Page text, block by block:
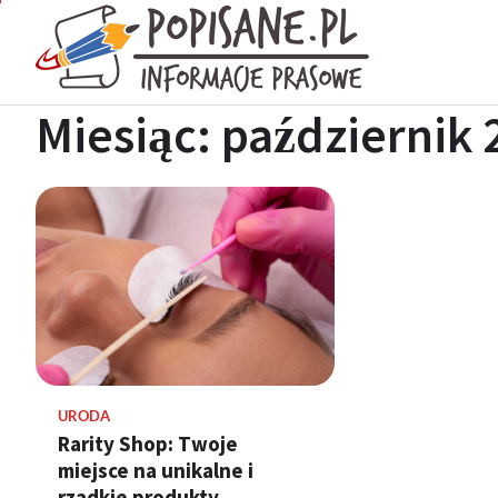
content
Miesiąc: październik
URODA
Rarity Shop: Twoje
miejsce na unikalne i